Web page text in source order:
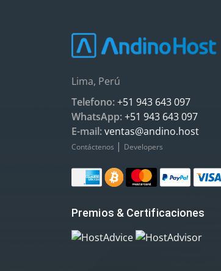
Lima, Perú
Telefono:+51 943 643 097
WhatsApp:+51 943 643 097
E-mail:ventas@andino.host
Contáctenos | Developers
Premios & Certificaciones